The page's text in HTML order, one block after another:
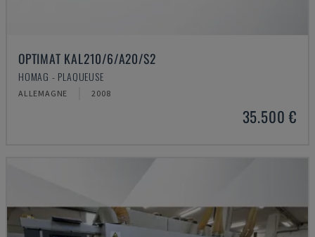
OPTIMAT KAL210/6/A20/S2
HOMAG - PLAQUEUSE
ALLEMAGNE 2008
35.500 €